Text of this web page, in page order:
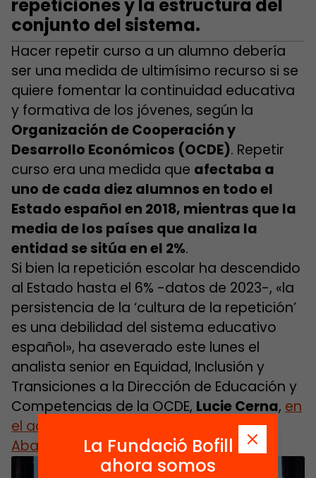
repeticiones y la estructura del
conjunto del sistema.
Hacer repetir curso a un alumno debería
ser una medida de ultimísimo recurso si se
quiere fomentar la continuidad educativa
y formativa de los jóvenes, según la
Organización de Cooperación y
Desarrollo Económicos (OCDE). Repetir
curso era una medida que afectaba a
uno de cada diez alumnos en todo el
Estado español en 2018, mientras que la
media de los países que analiza la
entidad se sitúa en el 2%.
Si bien la repetición escolar ha descendido
al Estado hasta el 6% -datos de 2023-, «la
persistencia de la ‘cultura de la repetición’
es una debilidad del sistema educativo
español», ha aseverado este lunes el
analista senior en Equidad, Inclusión y
Transiciones a la Dirección de Educación y
Competencias de la OCDE, Lucie Cerna, en
el acto de clausura de la Semana Cero
Abandono.La Fundació Bofill
ahora somos